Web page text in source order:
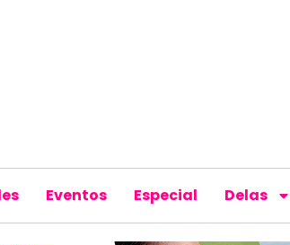
Eventos Especial Delas